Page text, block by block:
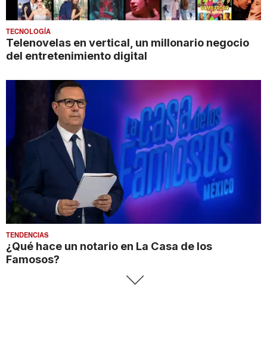
TECNOLOGÍA
Telenovelas en vertical, un millonario negocio
del entretenimiento digital
TENDENCIAS
¿Qué hace un notario en La Casa de los
Famosos?